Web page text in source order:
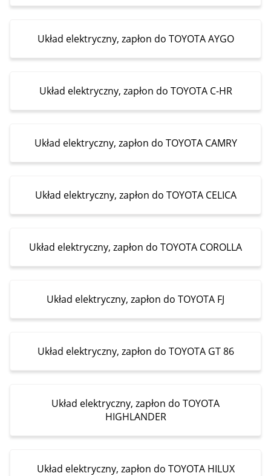
Układ elektryczny, zapłon do TOYOTA AYGO
Układ elektryczny, zapłon do TOYOTA C-HR
Układ elektryczny, zapłon do TOYOTA CAMRY
Układ elektryczny, zapłon do TOYOTA CELICA
Układ elektryczny, zapłon do TOYOTA COROLLA
Układ elektryczny, zapłon do TOYOTA FJ
Układ elektryczny, zapłon do TOYOTA GT 86
Układ elektryczny, zapłon do TOYOTA
HIGHLANDER
Układ elektryczny, zapłon do TOYOTA HILUX